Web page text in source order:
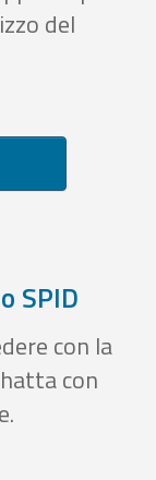
del
SPID
con la
con